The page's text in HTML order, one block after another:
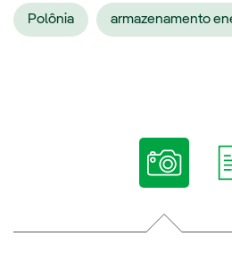
Polônia armazenamento